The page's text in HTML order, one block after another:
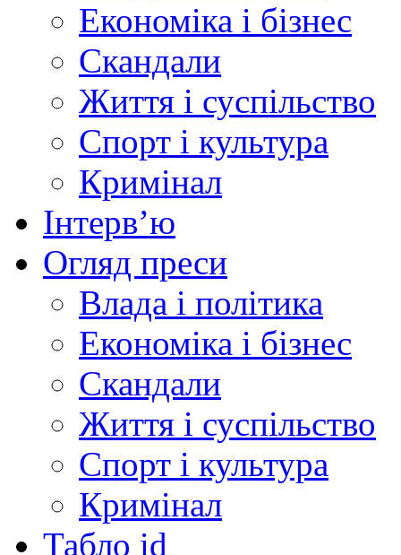
Економіка і бізнес
Скандали
Життя і суспільство
Спорт і культура
Кримінал
Інтерв’ю
Огляд преси
Влада і політика
Економіка і бізнес
Скандали
Життя і суспільство
Спорт і культура
Кримінал
Табло id